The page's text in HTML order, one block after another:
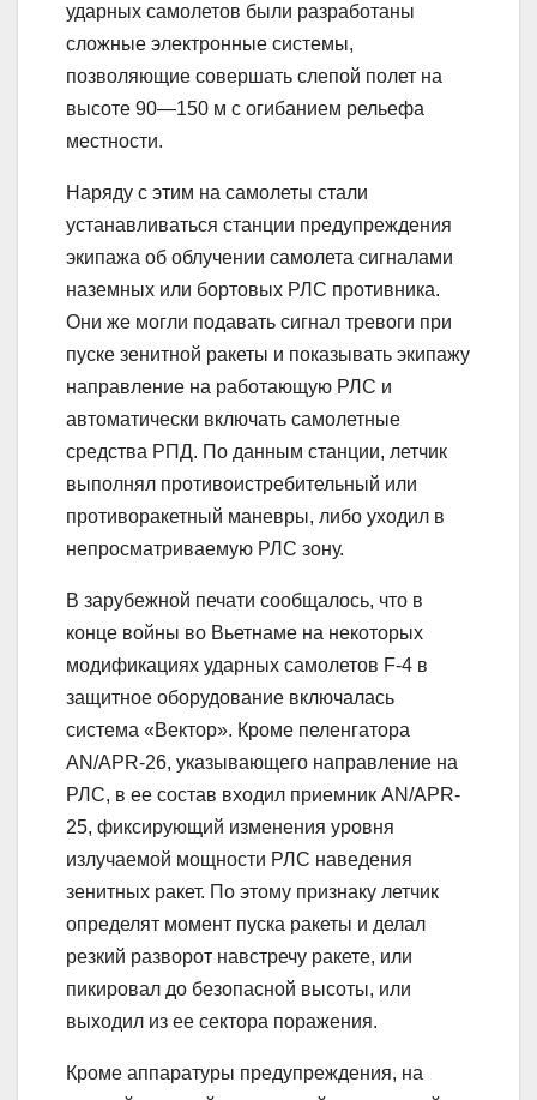
ударных самолетов были разработаны
сложные электронные системы,
позволяющие совершать слепой полет на
высоте 90—150 м с огибанием рельефа
местности.
Наряду с этим на самолеты стали
устанавливаться станции предупреждения
экипажа об облучении самолета сигналами
наземных или бортовых РЛС противника.
Они же могли подавать сигнал тревоги при
пуске зенитной ракеты и показывать экипажу
направление на работающую РЛС и
автоматически включать самолетные
средства РПД. По данным станции, летчик
выполнял противоистребительный или
противоракетный маневры, либо уходил в
непросматриваемую РЛС зону.
В зарубежной печати сообщалось, что в
конце войны во Вьетнаме на некоторых
модификациях ударных самолетов F-4 в
защитное оборудование включалась
система «Вектор». Кроме пеленгатора
AN/APR-26, указывающего направление на
РЛС, в ее состав входил приемник AN/APR-
25, фиксирующий изменения уровня
излучаемой мощности РЛС наведения
зенитных ракет. По этому признаку летчик
определят момент пуска ракеты и делал
резкий разворот навстречу ракете, или
пикировал до безопасной высоты, или
выходил из ее сектора поражения.
Кроме аппаратуры предупреждения, на